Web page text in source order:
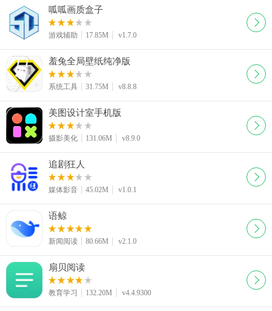
呱呱画质盒子
游戏辅助 17.85M v1.7.0
羞兔全局壁纸纯净版
系统工具 31.75M v8.8.8
美图设计室手机版
摄影美化 131.06M v8.9.0
追剧狂人
媒体影音 45.02M v1.0.1
语鲸
新闻阅读 80.66M v2.1.0
扇贝阅读
教育学习 132.20M v4.4.9300